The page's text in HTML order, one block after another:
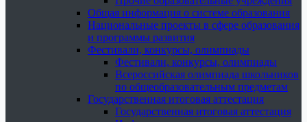
Общая информация о системе образования
Национальные проекты в сфере образования
и программы развития
Фестивали, конкурсы, олимпиады
Фестивали, конкурсы, олимпиады
Всероссийская олимпиада школьников
по общеобразовательным предметам
Государственная итоговая аттестация
Государственная итоговая аттестация